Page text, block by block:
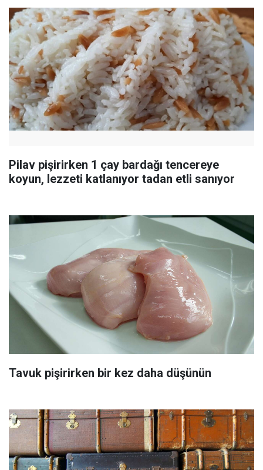
Pilav pişirirken 1 çay bardağı tencereye
koyun, lezzeti katlanıyor tadan etli sanıyor
Tavuk pişirirken bir kez daha düşünün